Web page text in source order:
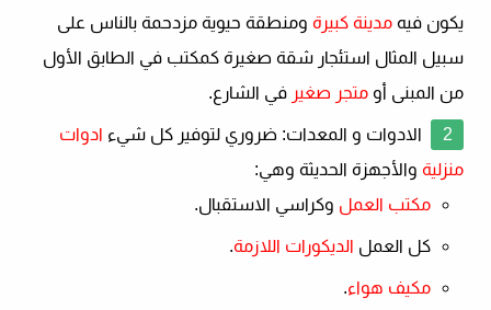
يكون فيه مدينة كبيرة ومنطقة حيوية مزدحمة بالناس على
سبيل المثال استئجار شقة صغيرة كمكتب في الطابق الأول
من المبنى أو متجر صغير في الشارع.
الادوات و المعدات: ضروري لتوفير كل شيء ادوات
منزلية والأجهزة الحديثة وهي:
مكتب العمل وكراسي الاستقبال.
كل العمل الديكورات اللازمة.
مكيف هواء.